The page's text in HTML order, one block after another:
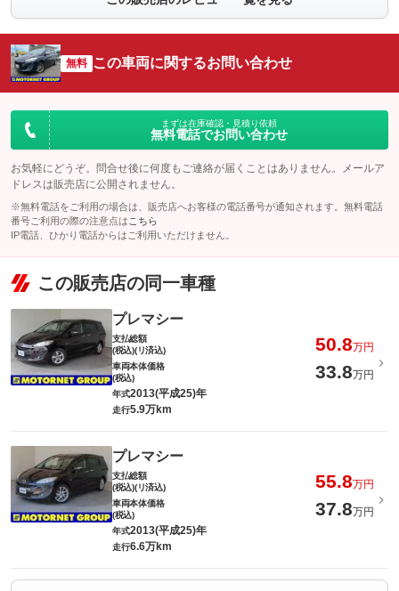
無料 この車両に関するお問い合わせ
まずは在庫確認・見積り依頼
無料電話でお問い合わせ
お気軽にどうぞ。問合せ後に何度もご連絡が届くことはありません。メールア
ドレスは販売店に公開されません。
※無料電話をご利用の場合は、販売店へお客様の電話番号が通知されます。無料電話
番号ご利用の際の注意点は こちら
IP電話、ひかり電話からはご利用いただけません。
この販売店の同一車種
プレマシー
支払総額
(税込)(リ済込)
50.8万円
車両本体価格
(税込)
33.8万円
年式2013(平成25)年
走行5.9万km
プレマシー
支払総額
(税込)(リ済込)
55.8万円
車両本体価格
(税込)
37.8万円
年式2013(平成25)年
走行6.6万km